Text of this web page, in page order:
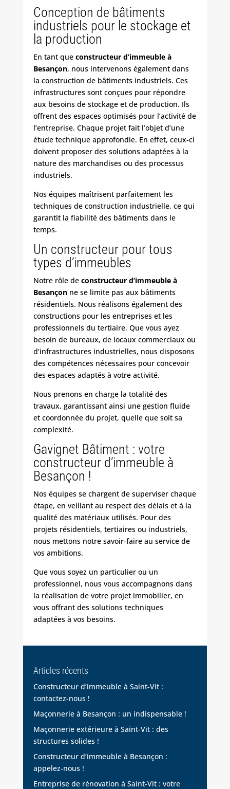
Conception de bâtiments
industriels pour le stockage et
la production
En tant que constructeur d’immeuble à
Besançon, nous intervenons également dans
la construction de bâtiments industriels. Ces
infrastructures sont conçues pour répondre
aux besoins de stockage et de production. Ils
offrent des espaces optimisés pour l’activité de
l’entreprise. Chaque projet fait l’objet d’une
étude technique approfondie. En effet, ceux-ci
doivent proposer des solutions adaptées à la
nature des marchandises ou des processus
industriels.
Nos équipes maîtrisent parfaitement les
techniques de construction industrielle, ce qui
garantit la fiabilité des bâtiments dans le
temps.
Un constructeur pour tous
types d’immeubles
Notre rôle de constructeur d’immeuble à
Besançonne se limite pas aux bâtiments
résidentiels. Nous réalisons également des
constructions pour les entreprises et les
professionnels du tertiaire. Que vous ayez
besoin de bureaux, de locaux commerciaux ou
d’infrastructures industrielles, nous disposons
des compétences nécessaires pour concevoir
des espaces adaptés à votre activité.
Nous prenons en charge la totalité des
travaux, garantissant ainsi une gestion fluide
et coordonnée du projet, quelle que soit sa
complexité.
Gavignet Bâtiment : votre
constructeur d’immeuble à
Besançon !
Nos équipes se chargent de superviser chaque
étape, en veillant au respect des délais et à la
qualité des matériaux utilisés. Pour des
projets résidentiels, tertiaires ou industriels,
nous mettons notre savoir-faire au service de
vos ambitions.
Que vous soyez un particulier ou un
professionnel, nous vous accompagnons dans
la réalisation de votre projet immobilier, en
vous offrant des solutions techniques
adaptées à vos besoins.
Articles récents
Constructeur d’immeuble à Saint-Vit :
contactez-nous !
Maçonnerie à Besançon : un indispensable !
Maçonnerie extérieure à Saint-Vit : des
structures solides !
Constructeur d’immeuble à Besançon :
appelez-nous !
Entreprise de rénovation à Saint-Vit : votre